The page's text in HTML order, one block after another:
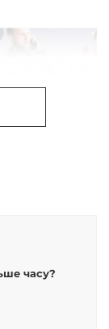
часу?